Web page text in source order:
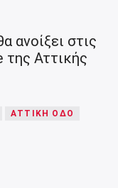
ανοίξει στις
Αττικής
ΑΤΤΙΚΗ ΟΔΟ